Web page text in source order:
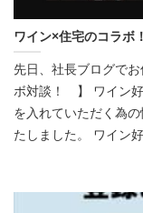
ワイン×住宅のコラボ
先日、社長ブログで
ボ対談！ 】 ワイン
を入れていただく為
たしました。 ワイン